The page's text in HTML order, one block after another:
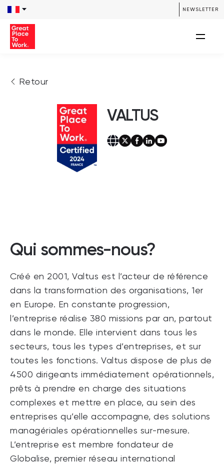
NEWSLETTER
Retour
VALTUS
Qui sommes-nous?
Créé en 2001, Valtus est l’acteur de référence
dans la transformation des organisations, 1er
en Europe. En constante progression,
l’entreprise réalise 380 missions par an, partout
dans le monde. Elle intervient dans tous les
secteurs, tous les types d’entreprises, et sur
toutes les fonctions. Valtus dispose de plus de
4500 dirigeants immédiatement opérationnels,
prêts à prendre en charge des situations
complexes et mettre en place, au sein des
entreprises qu’elle accompagne, des solutions
managériales opérationnelles sur-mesure.
L’entreprise est membre fondateur de
Globalise, premier réseau international